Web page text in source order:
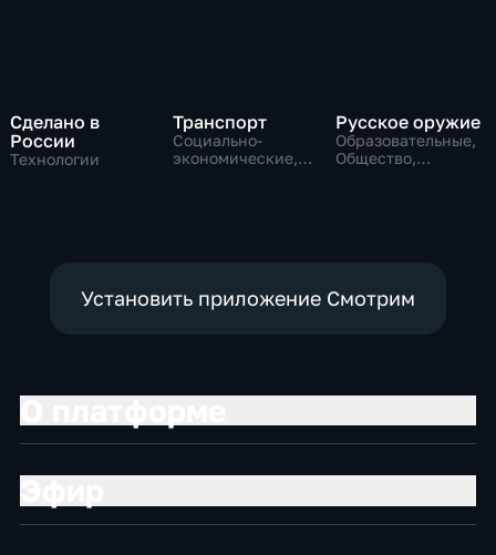
Сделано в
России
Технологии
Транспорт
Социально-
экономические,
Русское оружие
Образовательные,
Общество,
Установить приложение Смотрим